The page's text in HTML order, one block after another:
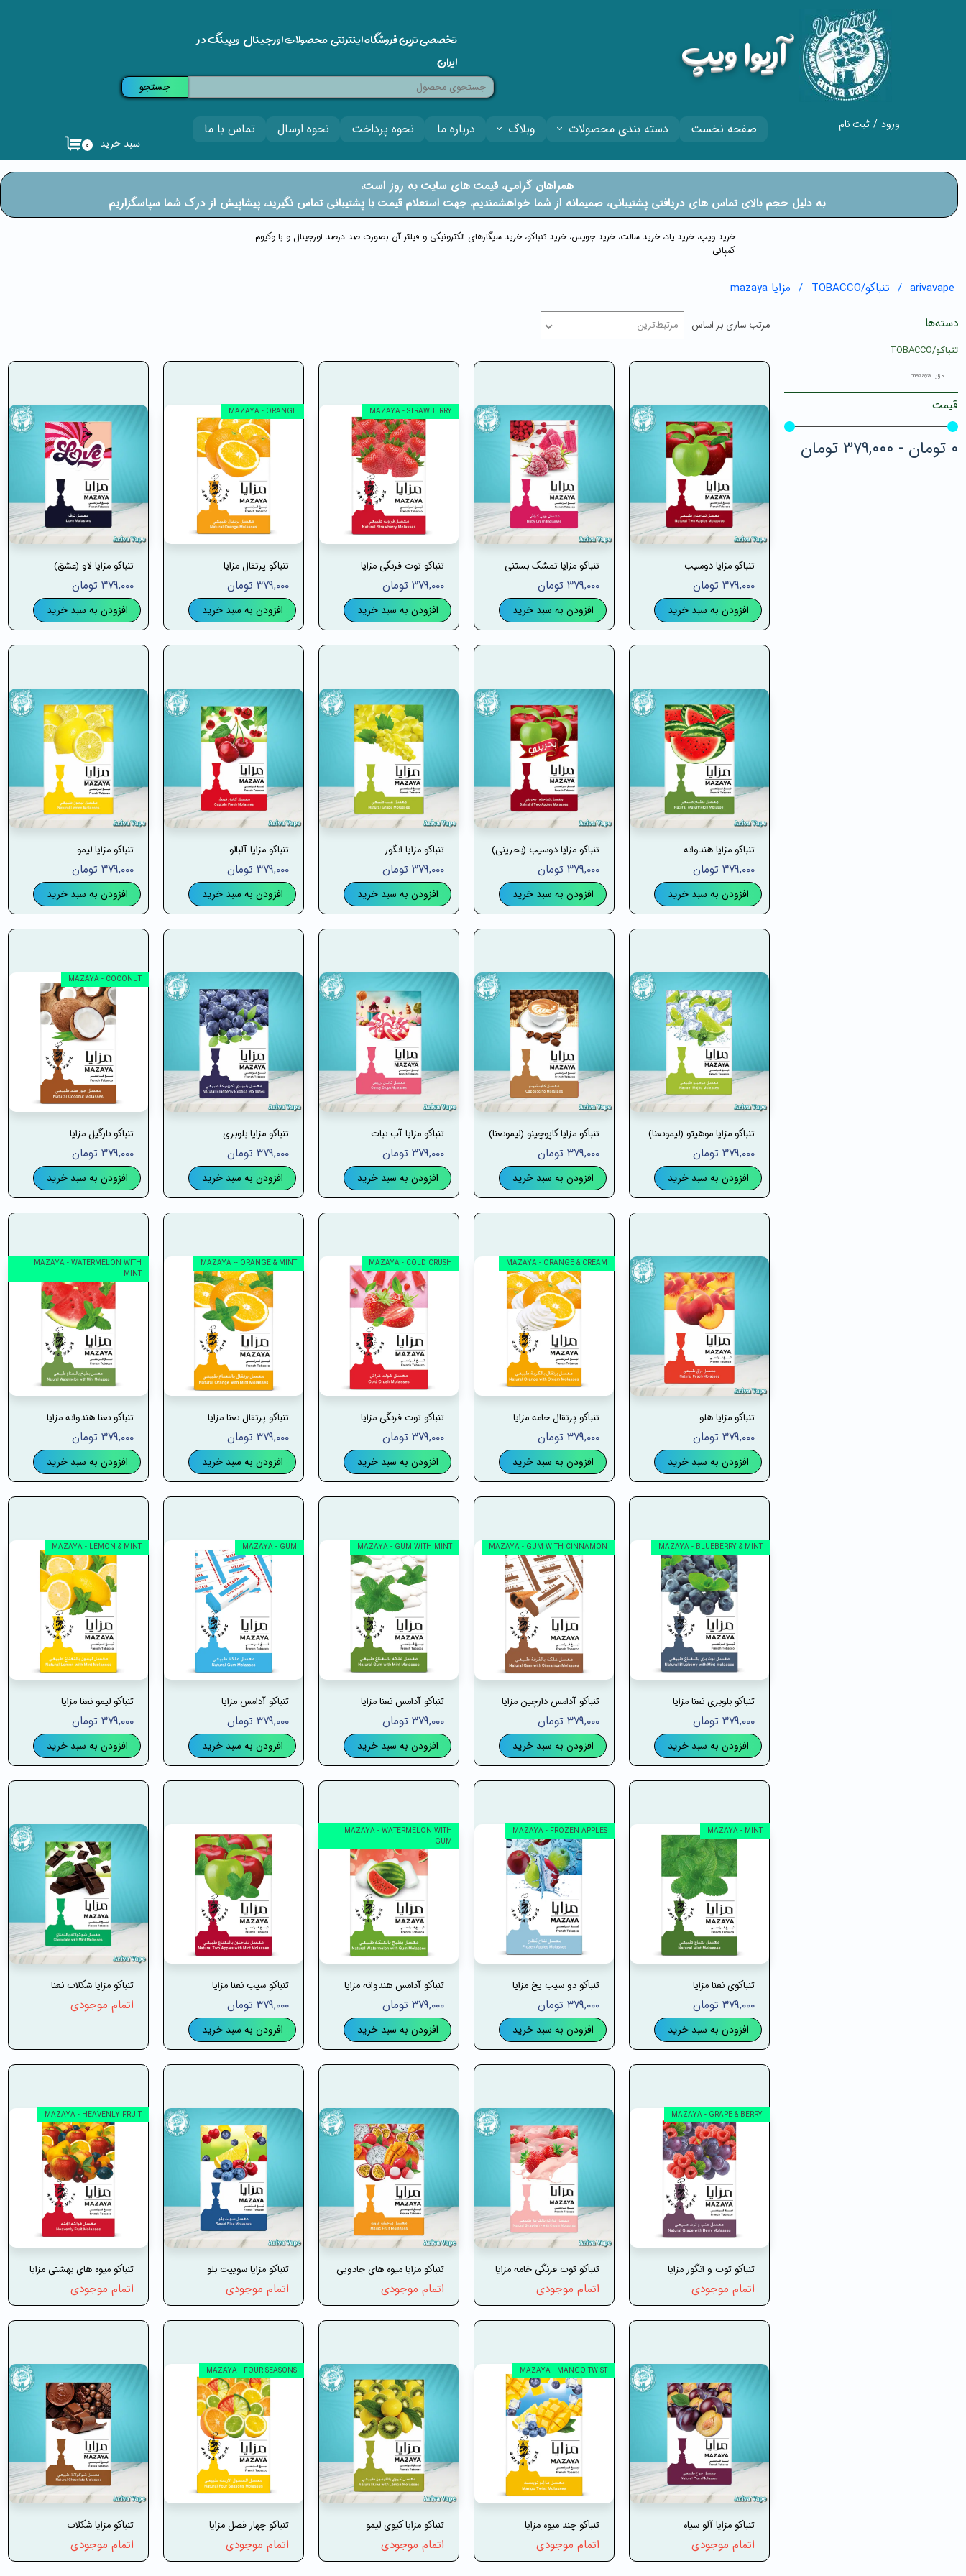
صفحه نخست دسته بندی محصولات وبلاگ درباره ما نحوه پرداخت نحوه ارسال تماس با ما ورود / ثبت نام
​آریوا ویپ
۰ سبد خرید
تخصصی ترین فروشگاه اینترنتی محصولات اورجینال ویپینگ در
ایران
جستجو
arivavape تنباکو/TOBACCO مزایا mazaya
دسته‌ها
تنباکو/TOBACCO
مزایا mazaya
قیمت
۰ تومان - ۳۷۹,۰۰۰ تومان
مرتب سازی بر اساس مرتبط‌ترین
تنباکو مزایا دوسیب
۳۷۹,۰۰۰ تومان
افزودن به سبد خرید
تنباکو مزایا تمشک بستنی
۳۷۹,۰۰۰ تومان
افزودن به سبد خرید
تنباکو توت فرنگی مزایا
۳۷۹,۰۰۰ تومان
افزودن به سبد خرید
MAZAYA - STRAWBERRY
تنباکو پرتقال مزایا
۳۷۹,۰۰۰ تومان
افزودن به سبد خرید
MAZAYA - ORANGE
تنباکو مزایا لاو (عشق)
۳۷۹,۰۰۰ تومان
افزودن به سبد خرید
تنباکو مزایا هندوانه
۳۷۹,۰۰۰ تومان
افزودن به سبد خرید
تنباکو مزایا دوسیب (بحرینی)
۳۷۹,۰۰۰ تومان
افزودن به سبد خرید
تنباکو مزایا انگور
۳۷۹,۰۰۰ تومان
افزودن به سبد خرید
تنباکو مزایا آلبالو
۳۷۹,۰۰۰ تومان
افزودن به سبد خرید
تنباکو مزایا لیمو
۳۷۹,۰۰۰ تومان
افزودن به سبد خرید
تنباکو مزایا موهیتو (لیمونعنا)
۳۷۹,۰۰۰ تومان
افزودن به سبد خرید
تنباکو مزایا کاپوچینو (لیمونعنا)
۳۷۹,۰۰۰ تومان
افزودن به سبد خرید
تنباکو مزایا آب نبات
۳۷۹,۰۰۰ تومان
افزودن به سبد خرید
تنباکو مزایا بلوبری
۳۷۹,۰۰۰ تومان
افزودن به سبد خرید
تنباکو نارگیل مزایا
۳۷۹,۰۰۰ تومان
افزودن به سبد خرید
MAZAYA - COCONUT
تنباکو مزایا هلو
۳۷۹,۰۰۰ تومان
افزودن به سبد خرید
تنباکو پرتقال خامه مزایا
۳۷۹,۰۰۰ تومان
افزودن به سبد خرید
MAZAYA - ORANGE & CREAM
تنباکو توت فرنگی مزایا
۳۷۹,۰۰۰ تومان
افزودن به سبد خرید
MAZAYA - COLD CRUSH
تنباکو پرتقال نعنا مزایا
۳۷۹,۰۰۰ تومان
افزودن به سبد خرید
MAZAYA -- ORANGE & MINT
تنباکو نعنا هندوانه مزایا
۳۷۹,۰۰۰ تومان
افزودن به سبد خرید
MAZAYA - WATERMELON WITH
MINT
تنباکو بلوبری نعنا مزایا
۳۷۹,۰۰۰ تومان
افزودن به سبد خرید
MAZAYA - BLUEBERRY & MINT
تنباکو آدامس دارچین مزایا
۳۷۹,۰۰۰ تومان
افزودن به سبد خرید
MAZAYA - GUM WITH CINNAMON
تنباکو آدامس نعنا مزایا
۳۷۹,۰۰۰ تومان
افزودن به سبد خرید
MAZAYA - GUM WITH MINT
تنباکو آدامس مزایا
۳۷۹,۰۰۰ تومان
افزودن به سبد خرید
MAZAYA - GUM
تنباکو لیمو نعنا مزایا
۳۷۹,۰۰۰ تومان
افزودن به سبد خرید
MAZAYA - LEMON & MINT
تنباکوی نعنا مزایا
۳۷۹,۰۰۰ تومان
افزودن به سبد خرید
MAZAYA - MINT
تنباکو دو سیب یخ مزایا
۳۷۹,۰۰۰ تومان
افزودن به سبد خرید
MAZAYA - FROZEN APPLES
تنباکو آدامس هندوانه مزایا
۳۷۹,۰۰۰ تومان
افزودن به سبد خرید
MAZAYA - WATERMELON WITH
GUM
تنباکو سیب نعنا مزایا
۳۷۹,۰۰۰ تومان
افزودن به سبد خرید
تنباکو مزایا شکلات نعنا
اتمام موجودی
تنباکو توت و انگور مزایا
اتمام موجودی
MAZAYA - GRAPE & BERRY
تنباکو توت فرنگی خامه مزایا
اتمام موجودی
تنباکو مزایا میوه های جادویی
اتمام موجودی
تنباکو مزایا سوییت بلو
اتمام موجودی
تنباکو میوه های بهشتی مزایا
اتمام موجودی
MAZAYA - HEAVENLY FRUIT
تنباکو مزایا آلو سیاه
اتمام موجودی
تنباکو چند میوه مزایا
اتمام موجودی
MAZAYA - MANGO TWIST
تنباکو مزایا کیوی لیمو
اتمام موجودی
تنباکو چهار فصل مزایا
اتمام موجودی
MAZAYA - FOUR SEASONS
تنباکو مزایا شکلات
اتمام موجودی
​​خرید ویپ، خرید پاد، خرید سالت، خرید جویس، خرید تنباکو، خرید سیگارهای الکترونیکی و فیلتر آن بصورت صد درصد اورجینال و با وکیوم
کمپانی
​​همراهان گرامی، قیمت های سایت به روز است،
​​​​​​​به دلیل حجم بالای تماس های دریافتی پشتیبانی، صمیمانه از شما خواهشمندیم، جهت استعلام قیمت با پشتیبانی تماس نگیرید، پیشاپیش از درک شما سپاسگزاریم